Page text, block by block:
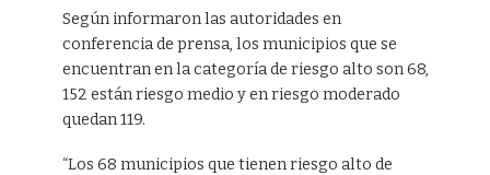
Según informaron las autoridades en
conferencia de prensa, los municipios que se
encuentran en la categoría de riesgo alto son 68,
152 están riesgo medio y en riesgo moderado
quedan 119.
“Los 68 municipios que tienen riesgo alto de